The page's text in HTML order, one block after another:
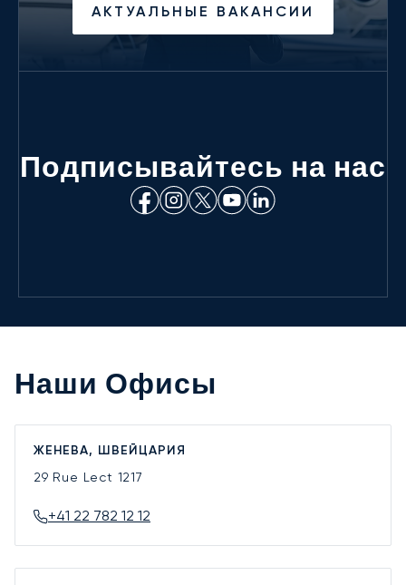
АКТУАЛЬНЫЕ ВАКАНСИИ
Подписывайтесь на нас
Наши Офисы
ЖЕНЕВА, ШВЕЙЦАРИЯ
29 Rue Lect 1217
+41 22 782 12 12